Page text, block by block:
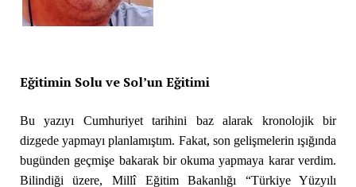
Eğitimin Solu ve Sol’un Eğitimi
Bu yazıyı Cumhuriyet tarihini baz alarak kronolojik bir
dizgede yapmayı planlamıştım. Fakat, son gelişmelerin ışığında
bugünden geçmişe bakarak bir okuma yapmaya karar verdim.
Bilindiği üzere, Millî Eğitim Bakanlığı “Türkiye Yüzyılı